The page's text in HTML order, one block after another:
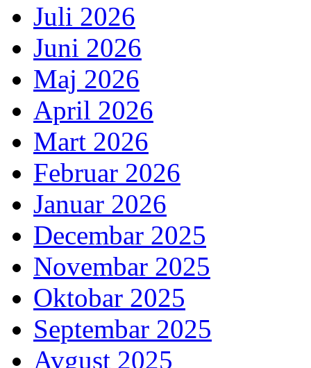
Juli 2026
Juni 2026
Maj 2026
April 2026
Mart 2026
Februar 2026
Januar 2026
Decembar 2025
Novembar 2025
Oktobar 2025
Septembar 2025
Avgust 2025